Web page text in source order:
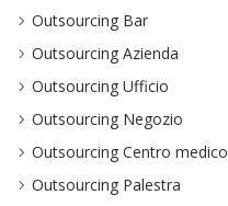
Outsourcing Bar
Outsourcing Azienda
Outsourcing Ufficio
Outsourcing Negozio
Outsourcing Centro medico
Outsourcing Palestra